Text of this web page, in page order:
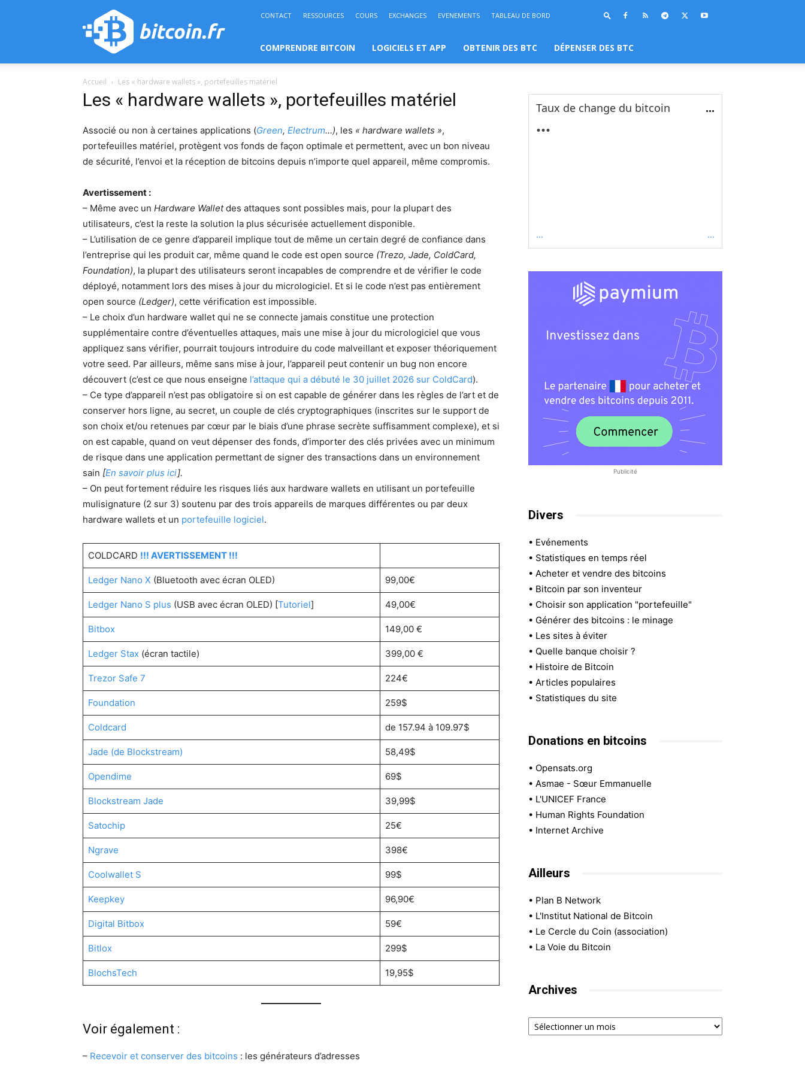
bitcoin.fr
CONTACT RESSOURCES COURS EXCHANGES EVENEMENTS TABLEAU DE BORD
COMPRENDRE BITCOIN LOGICIELS ET APP OBTENIR DES BTC DÉPENSER DES BTC
Accueil Les « hardware wallets », portefeuilles matériel
Les « hardware wallets », portefeuilles matériel
Associé ou non à certaines applications (Green, Electrum…), les « hardware wallets »,
portefeuilles matériel, protègent vos fonds de façon optimale et permettent, avec un bon niveau
de sécurité, l’envoi et la réception de bitcoins depuis n’importe quel appareil, même compromis.
Avertissement :
– Même avec un Hardware Walletdes attaques sont possibles mais, pour la plupart des
utilisateurs, c’est la reste la solution la plus sécurisée actuellement disponible.
– L’utilisation de ce genre d’appareil implique tout de même un certain degré de confiance dans
l’entreprise qui les produit car, même quand le code est open source (Trezo, Jade, ColdCard,
Foundation), la plupart des utilisateurs seront incapables de comprendre et de vérifier le code
déployé, notamment lors des mises à jour du micrologiciel. Et si le code n’est pas entièrement
open source (Ledger), cette vérification est impossible.
– Le choix d’un hardware wallet qui ne se connecte jamais constitue une protection
supplémentaire contre d’éventuelles attaques, mais une mise à jour du micrologiciel que vous
appliquez sans vérifier, pourrait toujours introduire du code malveillant et exposer théoriquement
votre seed. Par ailleurs, même sans mise à jour, l’appareil peut contenir un bug non encore
découvert (c’est ce que nous enseigne l’attaque qui a débuté le 30 juillet 2026 sur ColdCard).
– Ce type d’appareil n’est pas obligatoire si on est capable de générer dans les règles de l’art et de
conserver hors ligne, au secret, un couple de clés cryptographiques (inscrites sur le support de
son choix et/ou retenues par cœur par le biais d’une phrase secrète suffisamment complexe), et si
on est capable, quand on veut dépenser des fonds, d’importer des clés privées avec un minimum
de risque dans une application permettant de signer des transactions dans un environnement
sain [En savoir plus ici].
– On peut fortement réduire les risques liés aux hardware wallets en utilisant un portefeuille
mulisignature (2 sur 3) soutenu par des trois appareils de marques différentes ou par deux
hardware wallets et un portefeuille logiciel.
COLDCARD !!! AVERTISSEMENT !!!
Ledger Nano X (Bluetooth avec écran OLED) 99,00€
Ledger Nano S plus (USB avec écran OLED) [Tutoriel] 49,00€
Bitbox 149,00 €
Ledger Stax(écran tactile) 399,00 €
Trezor Safe 7 224€
Foundation 259$
Coldcard de 157.94 à 109.97$
Jade (de Blockstream) 58,49$
Opendime 69$
Blockstream Jade 39,99$
Satochip 25€
Ngrave 398€
Coolwallet S 99$
Keepkey 96,90€
Digital Bitbox 59€
Bitlox 299$
BlochsTech 19,95$
Voir également :
– Recevoir et conserver des bitcoins : les générateurs d’adresses
Taux de change du bitcoin ...
...
... ...
Publicité
Divers
• Evénements
• Statistiques en temps réel
• Acheter et vendre des bitcoins
• Bitcoin par son inventeur
• Choisir son application "portefeuille"
• Générer des bitcoins : le minage
• Les sites à éviter
• Quelle banque choisir ?
• Histoire de Bitcoin
• Articles populaires
• Statistiques du site
Donations en bitcoins
• Opensats.org
• Asmae - Sœur Emmanuelle
• L'UNICEF France
• Human Rights Foundation
• Internet Archive
Ailleurs
• Plan B Network
• L'Institut National de Bitcoin
• Le Cercle du Coin (association)
• La Voie du Bitcoin
Archives
Archives